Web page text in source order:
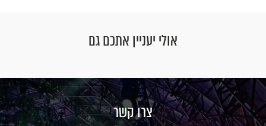
אולי יעניין אתכם גם
צרו קשר